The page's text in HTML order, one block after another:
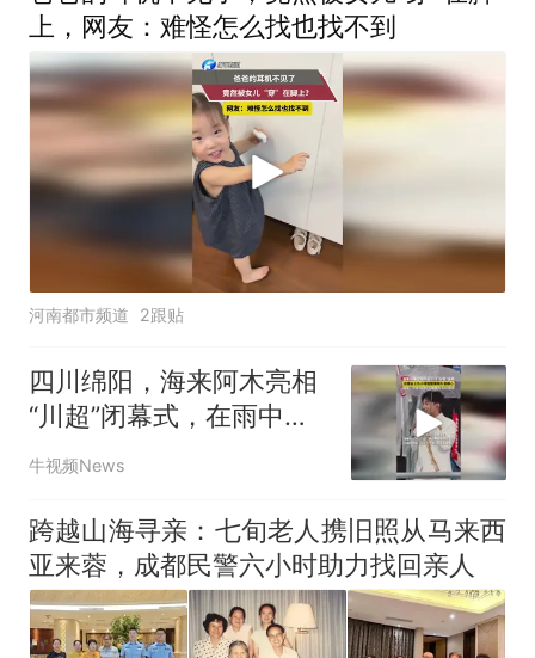
上，网友：难怪怎么找也找不到
河南都市频道 2跟贴
四川绵阳，海来阿木亮相
“川超”闭幕式，在雨中献
唱《不如见一面》和《来
牛视频News
跨越山海寻亲：七旬老人携旧照从马来西
亚来蓉，成都民警六小时助力找回亲人